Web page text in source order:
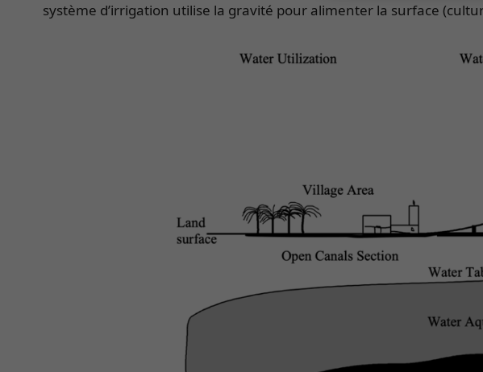
système d’irrigation utilise la gravité pour alimenter la surface